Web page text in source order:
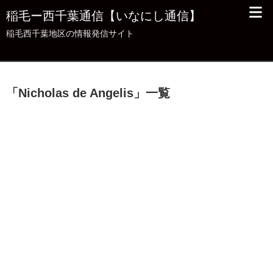
稲毛ー西千葉通信【いなにし通信】
稲毛西千葉地区の情報発信サイト
「 Nicholas de Angelis 」 一覧